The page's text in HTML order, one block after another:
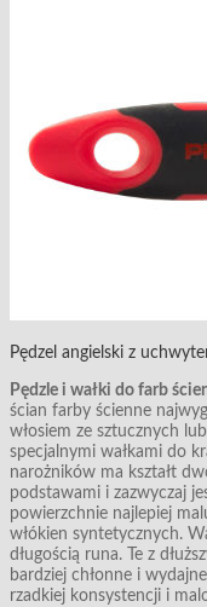
Pędzel angielski z
Pędzle i wałki do farb
ścian farby ścienne
włosiem ze sztucznych
specjalnymi wałkami do
narożników ma kształt
podstawami i zazwyczaj
powierzchnie najlepiej
włókien syntetycznych.
długością runa. Te z
bardziej chłonne i
rzadkiej konsystencji i